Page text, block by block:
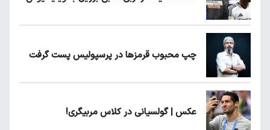
چپ محبوب قرمزها در پرسپولیس پست گرفت
عکس | گولسیانی در کلاس مربیگری!